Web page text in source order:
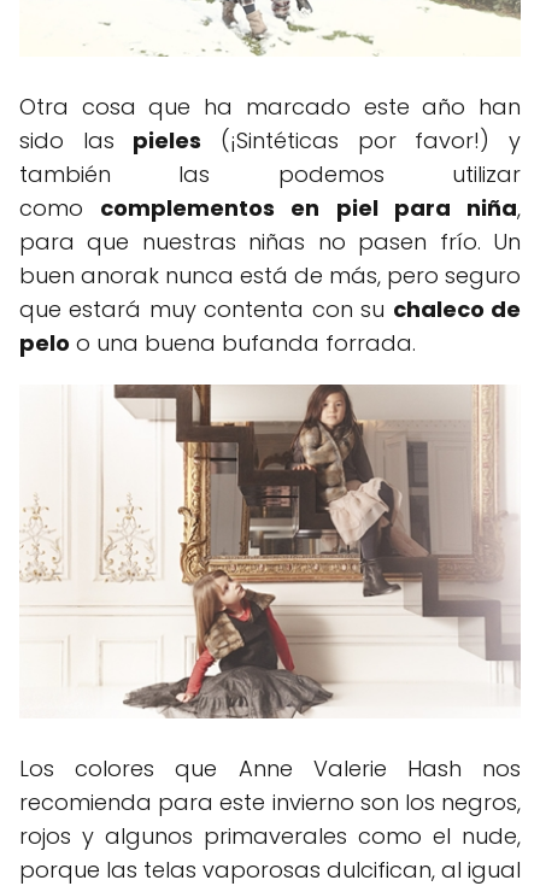
Otra cosa que ha marcado este año han
sido las pieles (¡Sintéticas por favor!) y
también las podemos utilizar
como complementos en piel para niña,
para que nuestras niñas no pasen frío. Un
buen anorak nunca está de más, pero seguro
que estará muy contenta con su chaleco de
pelo o una buena bufanda forrada.
Los colores que Anne Valerie Hash nos
recomienda para este invierno son los negros,
rojos y algunos primaverales como el nude,
porque las telas vaporosas dulcifican, al igual